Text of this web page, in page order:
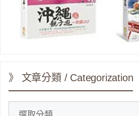
》 文章分類 / Categorization